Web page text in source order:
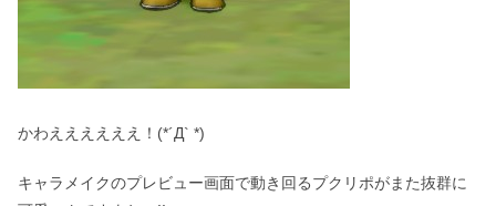
かわええええええ！(*´Д` *)
キャラメイクのプレビュー画面で動き回るプクリポがまた抜群に